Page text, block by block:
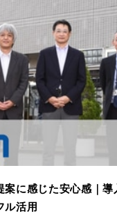
案に感じた安心感｜
ル活用